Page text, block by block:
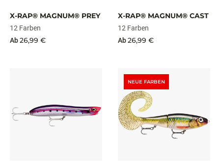
X-RAP® MAGNUM® PREY
12 Farben
Ab26,99 €
X-RAP® MAGNUM® CAST
12 Farben
Ab26,99 €
NEUE FARBEN